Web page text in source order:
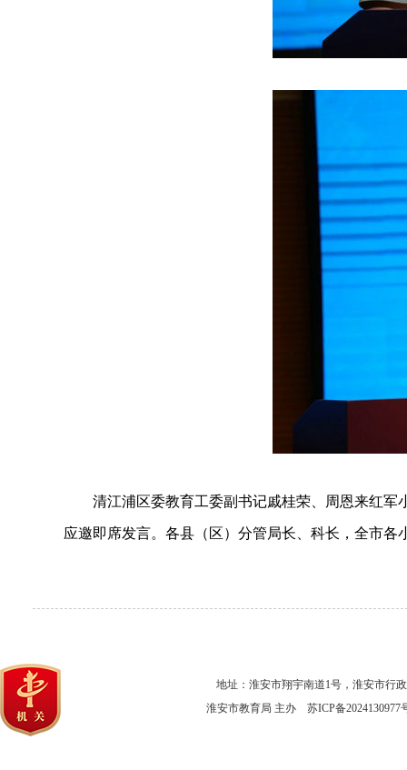
清江浦区委教育工委副书记戚桂荣、周恩来红军
应邀即席发言。各县（区）分管局长、科长，全市各
地址：淮安市翔宇南道1号，淮安市行
淮安市教育局 主办 苏ICP备2024130977